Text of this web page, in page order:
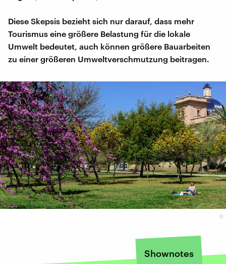
Diese Skepsis bezieht sich nur darauf, dass mehr
Tourismus eine größere Belastung für die lokale
Umwelt bedeutet, auch können größere Bauarbeiten
zu einer größeren Umweltverschmutzung beitragen.
©
Shownotes